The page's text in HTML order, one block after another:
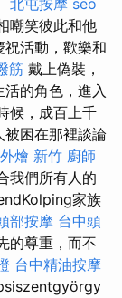
北屯按摩 seo
嘲笑彼此和他
活動，歡樂和
筋 戴上偽裝，
的角色，進入
候，成百上千
被困在那裡談論
外燴 新竹 廚師
我們所有人的
家族
部按摩 台中頭
的尊重，而不
台中精油按摩